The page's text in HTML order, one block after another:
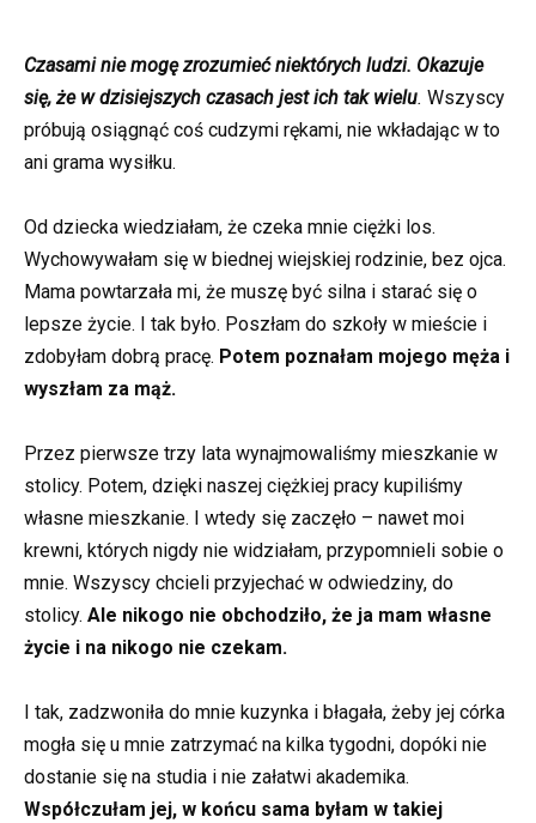
Czasami nie mogę zrozumieć niektórych ludzi. Okazuje
się, że w dzisiejszych czasach jest ich tak wielu. Wszyscy
próbują osiągnąć coś cudzymi rękami, nie wkładając w to
ani grama wysiłku.
Od dziecka wiedziałam, że czeka mnie ciężki los.
Wychowywałam się w biednej wiejskiej rodzinie, bez ojca.
Mama powtarzała mi, że muszę być silna i starać się o
lepsze życie. I tak było. Poszłam do szkoły w mieście i
zdobyłam dobrą pracę. Potem poznałam mojego męża i
wyszłam za mąż.
Przez pierwsze trzy lata wynajmowaliśmy mieszkanie w
stolicy. Potem, dzięki naszej ciężkiej pracy kupiliśmy
własne mieszkanie. I wtedy się zaczęło – nawet moi
krewni, których nigdy nie widziałam, przypomnieli sobie o
mnie. Wszyscy chcieli przyjechać w odwiedziny, do
stolicy. Ale nikogo nie obchodziło, że ja mam własne
życie i na nikogo nie czekam.
I tak, zadzwoniła do mnie kuzynka i błagała, żeby jej córka
mogła się u mnie zatrzymać na kilka tygodni, dopóki nie
dostanie się na studia i nie załatwi akademika.
Współczułam jej, w końcu sama byłam w takiej